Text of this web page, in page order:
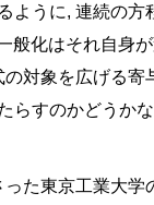
ように, 連続の方
般化はそれ自身
対象を広げる寄
らすのかどうか
た東京工業大学